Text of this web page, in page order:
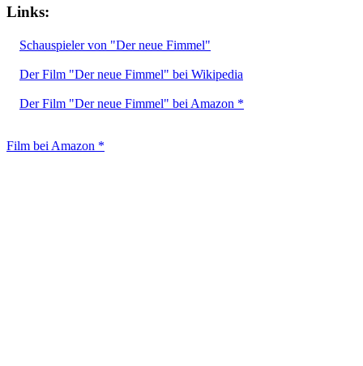
Links:
Schauspieler von "Der neue Fimmel"
Der Film "Der neue Fimmel" bei Wikipedia
Der Film "Der neue Fimmel" bei Amazon *
Film bei Amazon *